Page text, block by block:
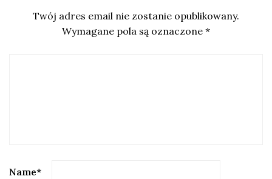
Twój adres email nie zostanie opublikowany.
Wymagane pola są oznaczone *
Name*